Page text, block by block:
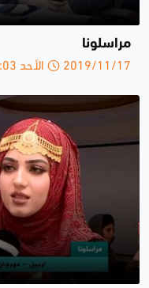
مراسلونا
2019/11/17 الأحد 17:03 م